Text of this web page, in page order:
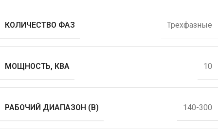
КОЛИЧЕСТВО ФАЗ Трехфазные
МОЩНОСТЬ, КВА 10
РАБОЧИЙ ДИАПАЗОН (В) 140-300